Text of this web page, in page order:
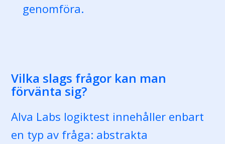
genomföra.
Vilka slags frågor kan man
förvänta sig?
Alva Labs logiktest innehåller enbart
en typ av fråga: abstrakta